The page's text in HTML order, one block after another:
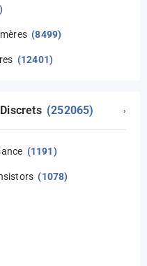
(8499)
(12401)
(252065) ›
(1191)
(1078)